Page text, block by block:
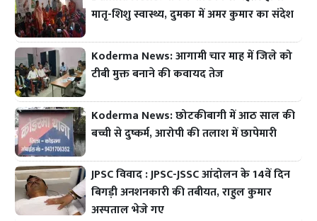
मातृ-शिशु स्वास्थ्य, दुमका में अमर कुमार का संदेश
Koderma News: आगामी चार माह में जिले को
टीबी मुक्त बनाने की कवायद तेज
Koderma News: छोटकीबागी में आठ साल की
बच्ची से दुष्कर्म, आरोपी की तलाश में छापेमारी
JPSC विवाद : JPSC-JSSC आंदोलन के 14वें दिन
बिगड़ी अनशनकारी की तबीयत, राहुल कुमार
अस्पताल भेजे गए